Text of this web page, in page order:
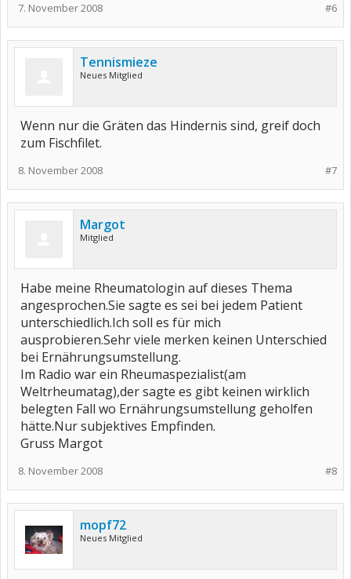
#6
7. November 2008
Tennismieze
Neues Mitglied
Wenn nur die Gräten das Hindernis sind, greif doch
zum Fischfilet.
#7
8. November 2008
Margot
Mitglied
Habe meine Rheumatologin auf dieses Thema
angesprochen.Sie sagte es sei bei jedem Patient
unterschiedlich.Ich soll es für mich
ausprobieren.Sehr viele merken keinen Unterschied
bei Ernährungsumstellung.
Im Radio war ein Rheumaspezialist(am
Weltrheumatag),der sagte es gibt keinen wirklich
belegten Fall wo Ernährungsumstellung geholfen
hätte.Nur subjektives Empfinden.
Gruss Margot
#8
8. November 2008
mopf72
Neues Mitglied